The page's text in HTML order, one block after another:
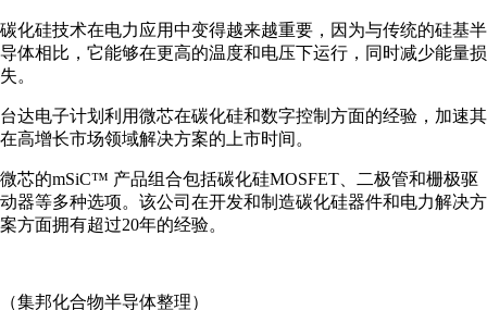
碳化硅技术在电力应用中变得越来越重要，因为与传统的硅基半
导体相比，它能够在更高的温度和电压下运行，同时减少能量损
失。
台达电子计划利用微芯在碳化硅和数字控制方面的经验，加速其
在高增长市场领域解决方案的上市时间。
微芯的mSiC™ 产品组合包括碳化硅MOSFET、二极管和栅极驱
动器等多种选项。该公司在开发和制造碳化硅器件和电力解决方
案方面拥有超过20年的经验。
（集邦化合物半导体整理）